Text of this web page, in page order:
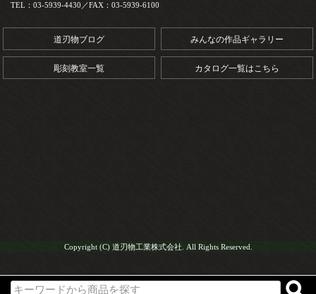
TEL：03-5939-4430／FAX：03-5939-6100
道刃物ブログ みんなの作品ギャラリー
彫刻教室一覧 カタログ一覧はこちら
Copyright (C) 道刃物工業株式会社. All Rights Reserved.